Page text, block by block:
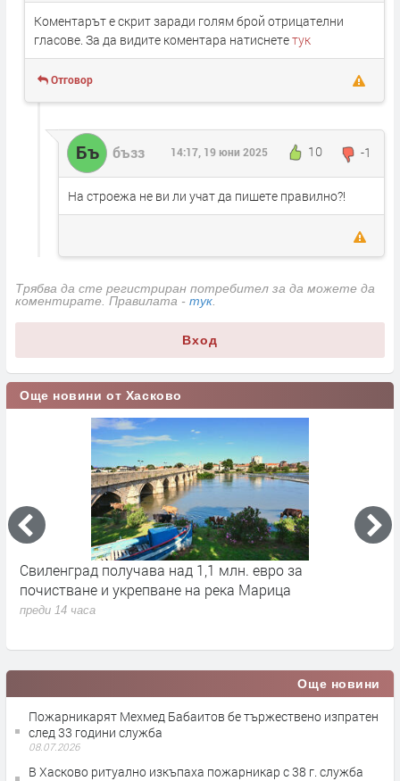
Коментарът е скрит заради голям брой отрицателни
гласове. За да видите коментара натиснететук
Отговор
Бъ бъзз 10 -1
14:17, 19 юни 2025
На строежа не ви ли учат да пишете правилно?!
Трябва да сте регистриран потребител за да можете да
коментирате. Правилата - тук
Вход
Още новини от Хасково
Свиленград получава над 1,1 млн. евро за
почистване и укрепване на река Марица
преди 14 часа
Още новини
Пожарникарят Мехмед Бабаитов бе тържествено изпратен
след 33 години служба
08.07.2026
В Хасково ритуално изкъпаха пожарникар с 38 г. служба